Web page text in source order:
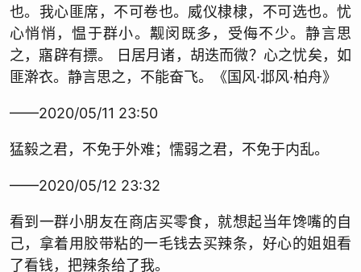
也。我心匪席，不可卷也。威仪棣棣，不可选也。忧
心悄悄，愠于群小。觏闵既多，受侮不少。静言思
之，寤辟有摽。 日居月诸，胡迭而微？心之忧矣，如
匪澣衣。静言思之，不能奋飞。《国风·邶风·柏舟》
——2020/05/11 23:50
猛毅之君，不免于外难；懦弱之君，不免于内乱。
——2020/05/12 23:32
看到一群小朋友在商店买零食，就想起当年馋嘴的自
己，拿着用胶带粘的一毛钱去买辣条，好心的姐姐看
了看钱，把辣条给了我。